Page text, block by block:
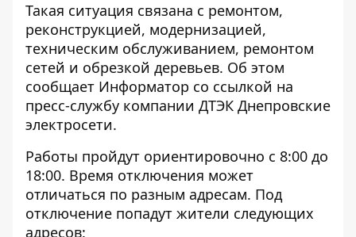
Такая ситуация связана с ремонтом,
реконструкцией, модернизацией,
техническим обслуживанием, ремонтом
сетей и обрезкой деревьев. Об этом
сообщает Информатор со ссылкой на
пресс-службу компании ДТЭК Днепровские
электросети.
Работы пройдут ориентировочно с 8:00 до
18:00. Время отключения может
отличаться по разным адресам. Под
отключение попадут жители следующих
адресов: